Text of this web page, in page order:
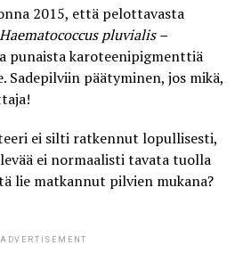
2015, että pelottavasta
Haematococcus pluvialis –
punaista karoteenipigmenttiä
. Sadepilviin päätyminen, jos mikä,
ei silti ratkennut lopullisesti,
ei normaalisti tavata tuolla
lie matkannut pilvien mukana?
ADVERTISEMENT